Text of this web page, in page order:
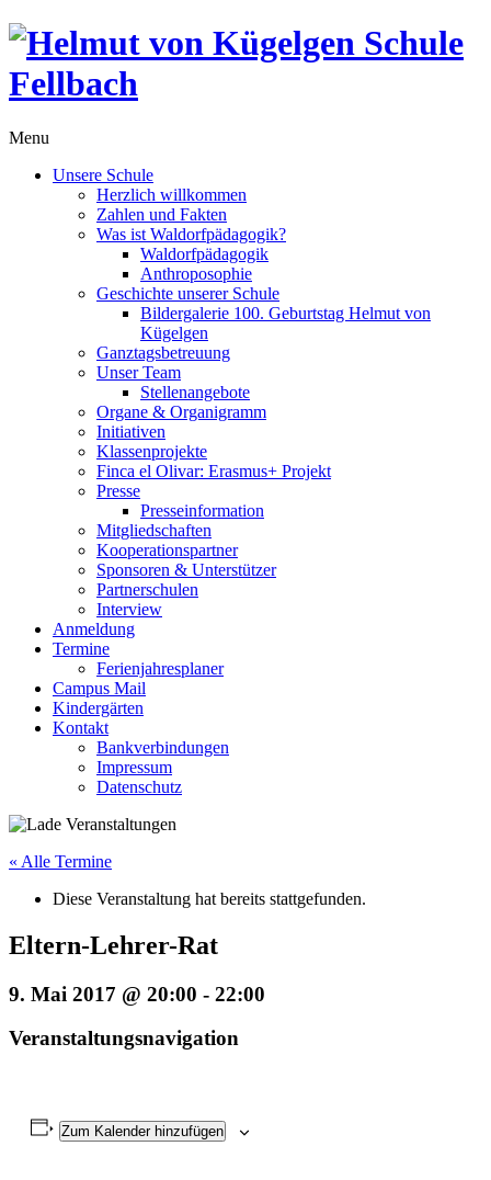
Menu
Unsere Schule
Herzlich willkommen
Zahlen und Fakten
Was ist Waldorfpädagogik?
Waldorfpädagogik
Anthroposophie
Geschichte unserer Schule
Bildergalerie 100. Geburtstag Helmut von
Kügelgen
Ganztagsbetreuung
Unser Team
Stellenangebote
Organe & Organigramm
Initiativen
Klassenprojekte
Finca el Olivar: Erasmus+ Projekt
Presse
Presseinformation
Mitgliedschaften
Kooperationspartner
Sponsoren & Unterstützer
Partnerschulen
Interview
Anmeldung
Termine
Ferienjahresplaner
Campus Mail
Kindergärten
Kontakt
Bankverbindungen
Impressum
Datenschutz
« Alle Termine
Diese Veranstaltung hat bereits stattgefunden.
Eltern-Lehrer-Rat
9. Mai 2017 @ 20:00 - 22:00
Veranstaltungsnavigation
Zum Kalender hinzufügen